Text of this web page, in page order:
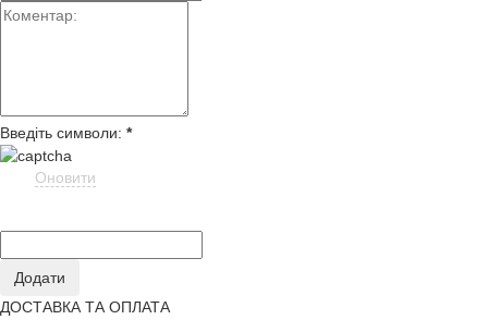
Введіть символи: *
Оновити
ДОСТАВКА ТА ОПЛАТА